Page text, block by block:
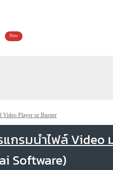
New
Player or Burner
กรมนำไฟล์ Video